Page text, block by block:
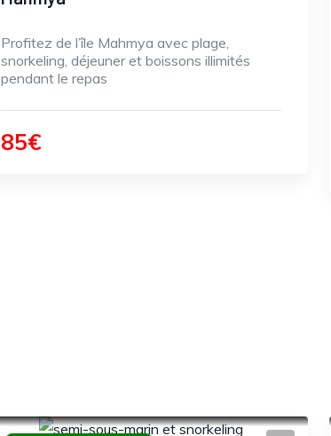
Profitez de l’île Mahmya avec plage,
snorkeling, déjeuner et boissons illimités
pendant le repas
85€